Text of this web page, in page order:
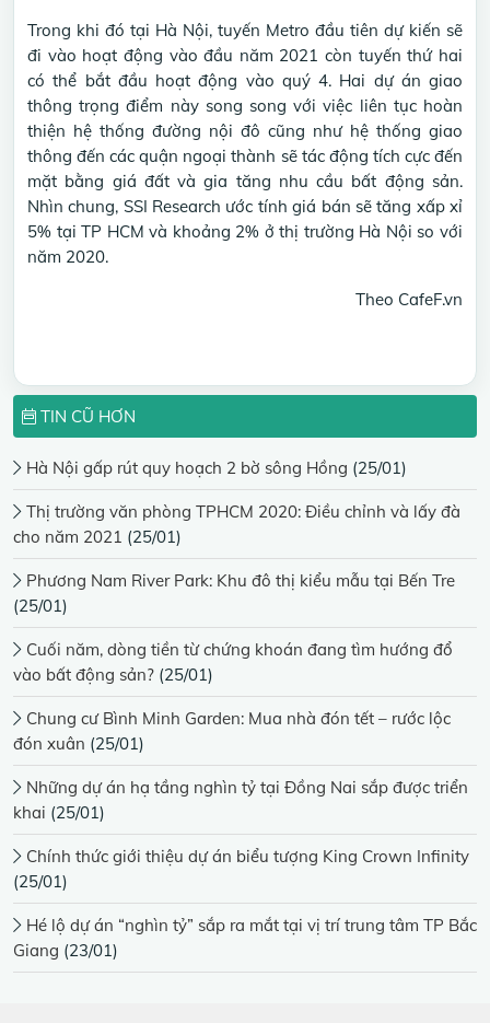
Trong khi đó tại Hà Nội, tuyến Metro đầu tiên dự kiến sẽ
đi vào hoạt động vào đầu năm 2021 còn tuyến thứ hai
có thể bắt đầu hoạt động vào quý 4. Hai dự án giao
thông trọng điểm này song song với việc liên tục hoàn
thiện hệ thống đường nội đô cũng như hệ thống giao
thông đến các quận ngoại thành sẽ tác động tích cực đến
mặt bằng giá đất và gia tăng nhu cầu bất động sản.
Nhìn chung, SSI Research ước tính giá bán sẽ tăng xấp xỉ
5% tại TP HCM và khoảng 2% ở thị trường Hà Nội so với
năm 2020.
Theo CafeF.vn
TIN CŨ HƠN
Hà Nội gấp rút quy hoạch 2 bờ sông Hồng (25/01)
Thị trường văn phòng TPHCM 2020: Điều chỉnh và lấy đà
cho năm 2021 (25/01)
Phương Nam River Park: Khu đô thị kiểu mẫu tại Bến Tre
(25/01)
Cuối năm, dòng tiền từ chứng khoán đang tìm hướng đổ
vào bất động sản? (25/01)
Chung cư Bình Minh Garden: Mua nhà đón tết – rước lộc
đón xuân (25/01)
Những dự án hạ tầng nghìn tỷ tại Đồng Nai sắp được triển
khai (25/01)
Chính thức giới thiệu dự án biểu tượng King Crown Infinity
(25/01)
Hé lộ dự án “nghìn tỷ” sắp ra mắt tại vị trí trung tâm TP Bắc
Giang (23/01)